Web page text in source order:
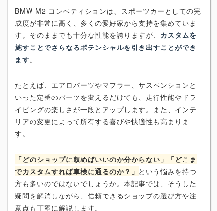
BMW M2 コンペティションは、スポーツカーとしての完
成度が非常に高く、多くの愛好家から支持を集めていま
す。そのままでも十分な性能を誇りますが、 カスタムを
施すことでさらなるポテンシャルを引き出すことができ
ます。
たとえば、エアロパーツやマフラー、サスペンションと
いった定番のパーツを変えるだけでも、走行性能やドラ
イビングの楽しさが一段とアップします。また、インテ
リアの変更によって所有する喜びや快適性も高まりま
す。
「どのショップに頼めばいいのか分からない」「どこま
でカスタムすれば車検に通るのか？」 という悩みを持つ
方も多いのではないでしょうか。本記事では、そうした
疑問を解消しながら、信頼できるショップの選び方や注
意点も丁寧に解説します。